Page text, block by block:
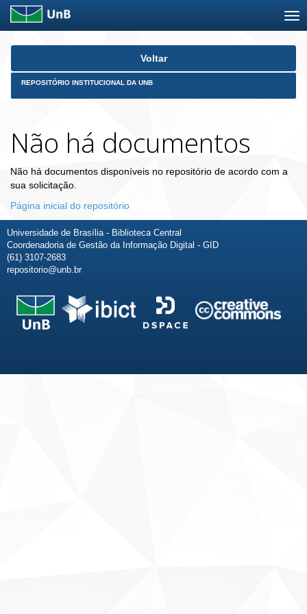
Skip
Voltar
REPOSITÓRIO INSTITUCIONAL DA UNB
Não há documentos
Não há documentos disponíveis no repositório de acordo com a
sua solicitação.
Página inicial do repositório
Universidade de Brasília - Biblioteca Central
Coordenadoria de Gestão da Informação Digital - GID
(61) 3107-2683
repositorio@unb.br